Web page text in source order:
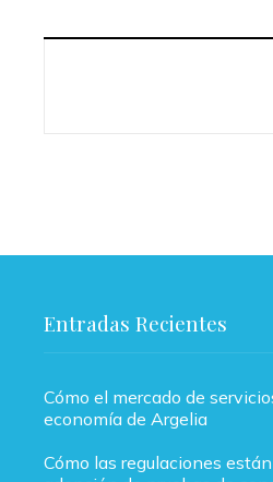
Entradas Recientes
Cómo el mercado de
economía de Argelia
Cómo las regulaciones